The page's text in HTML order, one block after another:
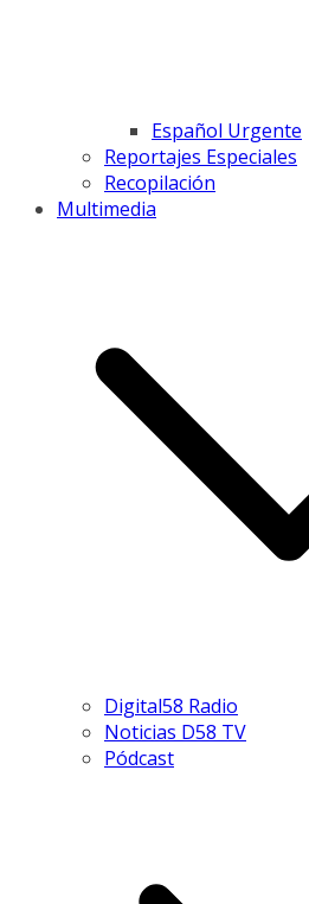
Español Urgente
Reportajes Especiales
Recopilación
Multimedia
Digital58 Radio
Noticias D58 TV
Pódcast